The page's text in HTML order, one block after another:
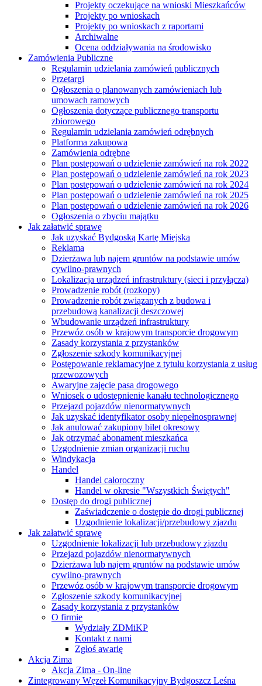
Projekty oczekujące na wnioski Mieszkańców
Projekty po wnioskach
Projekty po wnioskach z raportami
Archiwalne
Ocena oddziaływania na środowisko
Zamówienia Publiczne
Regulamin udzielania zamówień publicznych
Przetargi
Ogłoszenia o planowanych zamówieniach lub
umowach ramowych
Ogłoszenia dotyczące publicznego transportu
zbiorowego
Regulamin udzielania zamówień odrębnych
Platforma zakupowa
Zamówienia odrębne
Plan postępowań o udzielenie zamówień na rok 2022
Plan postępowań o udzielenie zamówień na rok 2023
Plan postępowań o udzielenie zamówień na rok 2024
Plan postępowań o udzielenie zamówień na rok 2025
Plan postępowań o udzielenie zamówień na rok 2026
Ogłoszenia o zbyciu majątku
Jak załatwić sprawę
Jak uzyskać Bydgoską Kartę Miejską
Reklama
Dzierżawa lub najem gruntów na podstawie umów
cywilno-prawnych
Lokalizacja urządzeń infrastruktury (sieci i przyłącza)
Prowadzenie robót (rozkopy)
Prowadzenie robót związanych z budowa i
przebudową kanalizacji deszczowej
Wbudowanie urządzeń infrastruktury
Przewóz osób w krajowym transporcie drogowym
Zasady korzystania z przystanków
Zgłoszenie szkody komunikacyjnej
Postępowanie reklamacyjne z tytułu korzystania z usług
przewozowych
Awaryjne zajęcie pasa drogowego
Wniosek o udostępnienie kanału technologicznego
Przejazd pojazdów nienormatywnych
Jak uzyskać identyfikator osoby niepełnosprawnej
Jak anulować zakupiony bilet okresowy
Jak otrzymać abonament mieszkańca
Uzgodnienie zmian organizacji ruchu
Windykacja
Handel
Handel całoroczny
Handel w okresie "Wszystkich Świętych"
Dostęp do drogi publicznej
Zaświadczenie o dostępie do drogi publicznej
Uzgodnienie lokalizacji/przebudowy zjazdu
Jak załatwić sprawę
Uzgodnienie lokalizacji lub przebudowy zjazdu
Przejazd pojazdów nienormatywnych
Dzierżawa lub najem gruntów na podstawie umów
cywilno-prawnych
Przewóz osób w krajowym transporcie drogowym
Zgłoszenie szkody komunikacyjnej
Zasady korzystania z przystanków
O firmie
Wydziały ZDMiKP
Kontakt z nami
Zgłoś awarię
Akcja Zima
Akcja Zima - On-line
Zintegrowany Węzeł Komunikacyjny Bydgoszcz Leśna